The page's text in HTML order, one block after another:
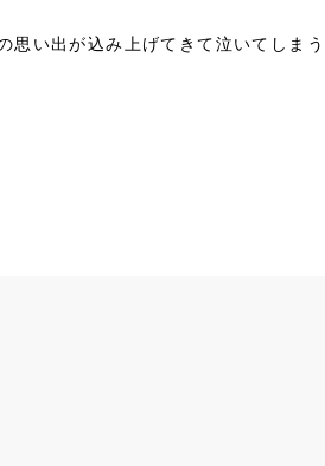
思い出が込み上げてきて泣いてしまう